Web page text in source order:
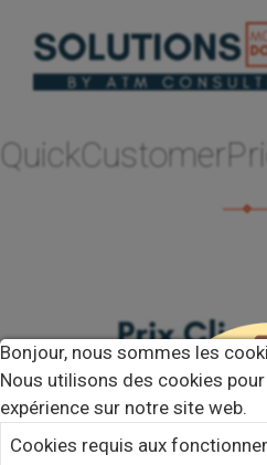
contenu
Bonjour, nous sommes les
Nous utilisons des cookies
expérience sur notre site web.
Cookies requis aux